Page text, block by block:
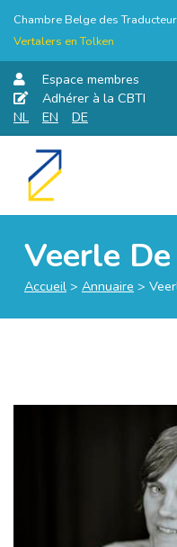
Chambre Belge des
Vertalers en Tolken
Espace membres
Adhérer à la CBTI
NL
EN DE
Aller
Veerle
Accueil > Annuaire >